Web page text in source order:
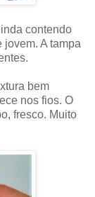
contendo
jovem. A tampa
bem
nos fios. O
fresco. Muito